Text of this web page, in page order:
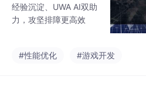
经验沉淀、UWA AI双助
力，攻坚排障更高效
#性能优化 #游戏开发